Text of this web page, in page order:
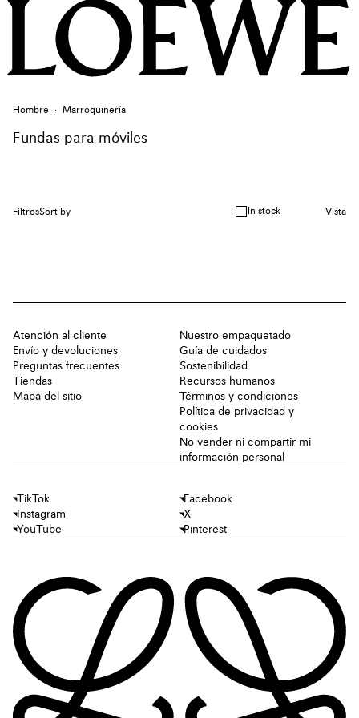
Hombre Marroquinería
Fundas para móviles
FiltrosSort by In stock Vista
Atención al cliente
Envío y devoluciones
Preguntas frecuentes
Tiendas
Mapa del sitio
Nuestro empaquetado
Guía de cuidados
Sostenibilidad
Recursos humanos
Términos y condiciones
Política de privacidad y
cookies
No vender ni compartir mi
información personal
TikTok
Facebook
Instagram
X
YouTube
Pinterest